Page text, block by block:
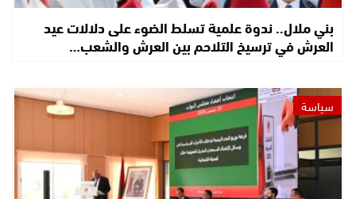
بني ملال.. ندوة علمية تسلط الضوء على دلالات عيد
العرش في ترسيخ التلاحم بين العرش والشعب…
سياسة